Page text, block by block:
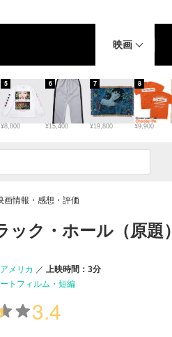
映画
¥8,800
5
¥15,400
6
¥19,800
7
¥9,900
8
画情報・感想・評価
ック・ホール（原題）
アメリカ
上映時間：3分
トフィルム・短編
3.4